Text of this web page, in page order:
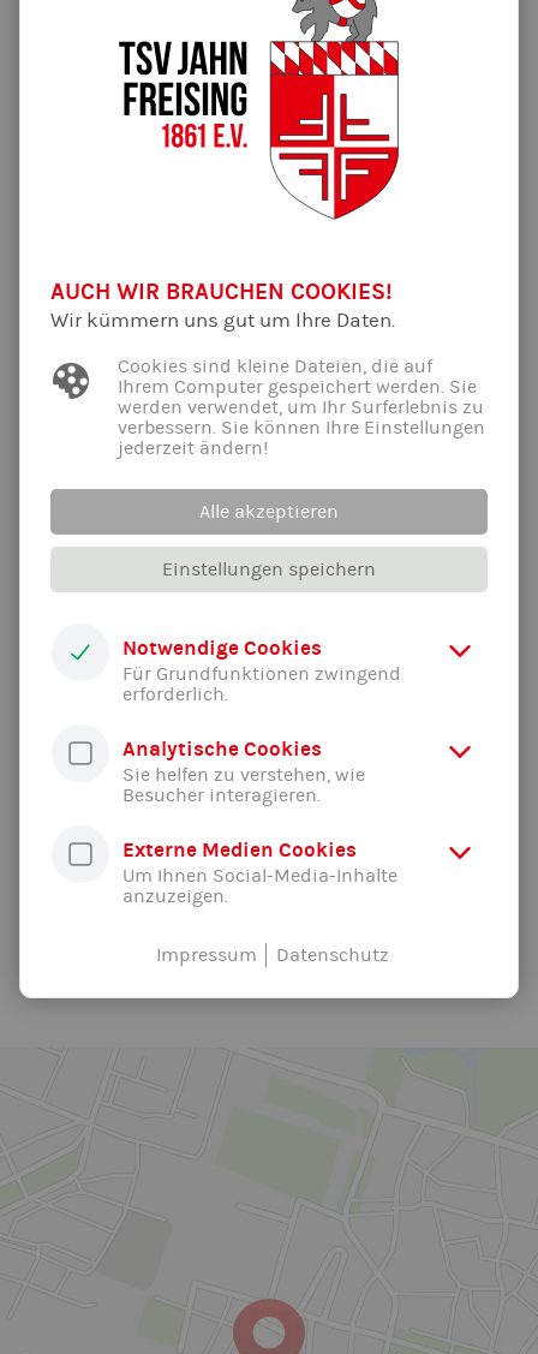
16-Uhr-Gruppen
18:30
Erwachsene
17-19 Uhr
Trainingszeiten der Jungs
16:00
17:30
(jüngere)
16-Uhr-Gruppe
(mittlere)
17-Uhr-Gruppe
Jugend
18-Uhr-Gruppen
entfällt
bis Dienstag!
Alle News der Abteilung ...
AUCH WIR BRAUCHEN COOKIES!
Wir kümmern uns gut um Ihre Daten.
Cookies sind kleine Dateien, die auf
Ihrem Computer gespeichert werden. Sie
werden verwendet, um Ihr Surferlebnis zu
verbessern. Sie können Ihre Einstellungen
jederzeit ändern!
Alle akzeptieren
Einstellungen speichern
Notwendige Cookies
Für Grundfunktionen zwingend
erforderlich.
Analytische Cookies
Sie helfen zu verstehen, wie
Besucher interagieren.
Externe Medien Cookies
Um Ihnen Social-Media-Inhalte
anzuzeigen.
Impressum Datenschutz